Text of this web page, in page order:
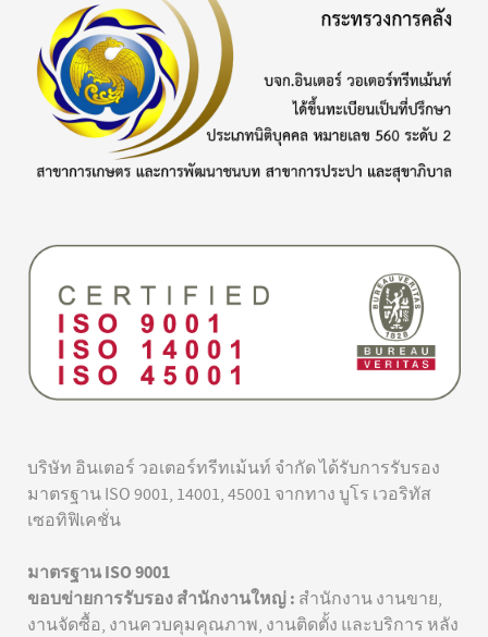
บริษัท อินเตอร์ วอเตอร์ทรีทเม้นท์ จำกัด ได้รับการรับรอง
มาตรฐาน ISO 9001, 14001, 45001 จากทาง บูโร เวอริทัส
เซอทิฟิเคชั่น
มาตรฐาน ISO 9001
ขอบข่ายการรับรอง สำนักงานใหญ่ : สำนักงาน งานขาย,
งานจัดซื้อ, งานควบคุมคุณภาพ, งานติดตั้ง และบริการ หลัง